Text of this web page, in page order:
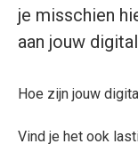
je misschien
aan jouw
Hoe zijn jouw
Vind je het ook